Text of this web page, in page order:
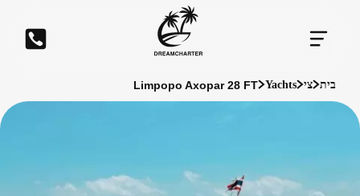
בית צי Yachts
Limpopo Axopar 28 FT